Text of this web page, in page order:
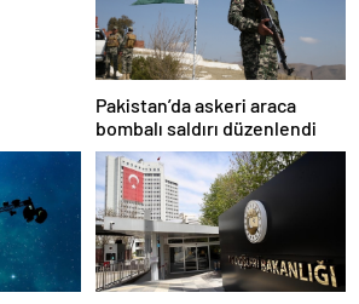
Pakistan’da askeri araca
bombalı saldırı düzenlendi